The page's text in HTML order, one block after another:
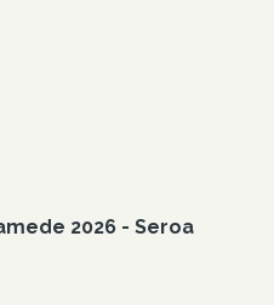
2026 - Seroa